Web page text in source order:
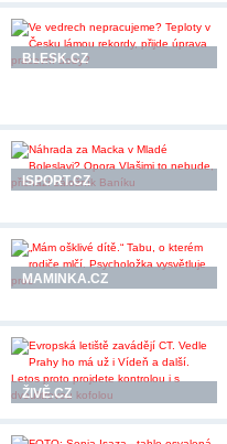
BLESK.CZ
ISPORT.CZ
MAMINKA.CZ
ŽIVĚ.CZ